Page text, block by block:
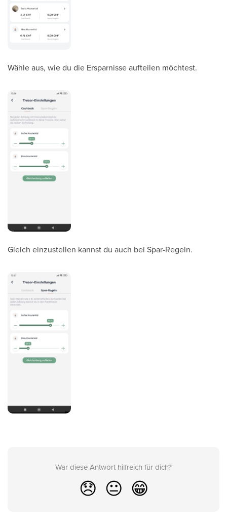
Wähle aus, wie du die Ersparnisse aufteilen möchtest.
Gleich einzustellen kannst du auch bei Spar-Regeln.
War diese Antwort hilfreich für dich?
😞 😐 😁